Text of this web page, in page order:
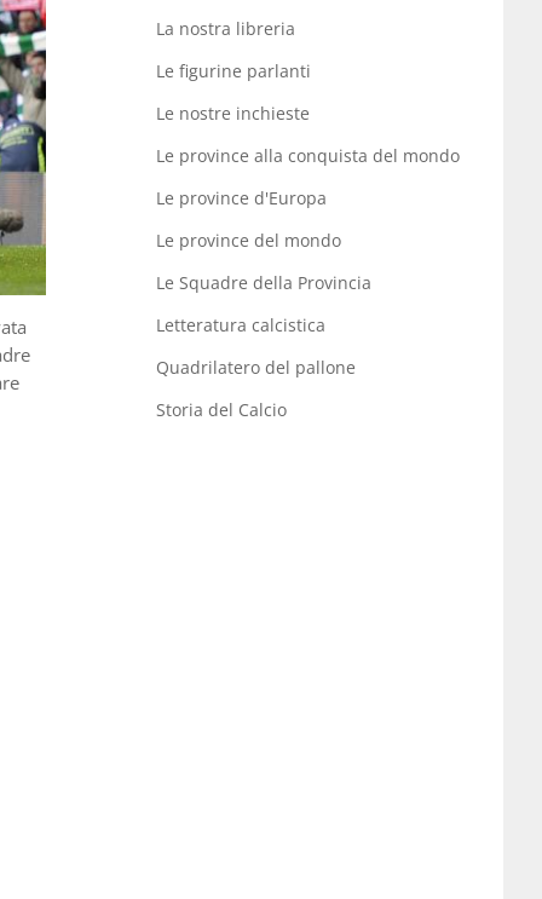
La nostra libreria
Le figurine parlanti
Le nostre inchieste
Le province alla conquista del mondo
Le province d'Europa
Le province del mondo
Le Squadre della Provincia
Letteratura calcistica
Quadrilatero del pallone
Storia del Calcio